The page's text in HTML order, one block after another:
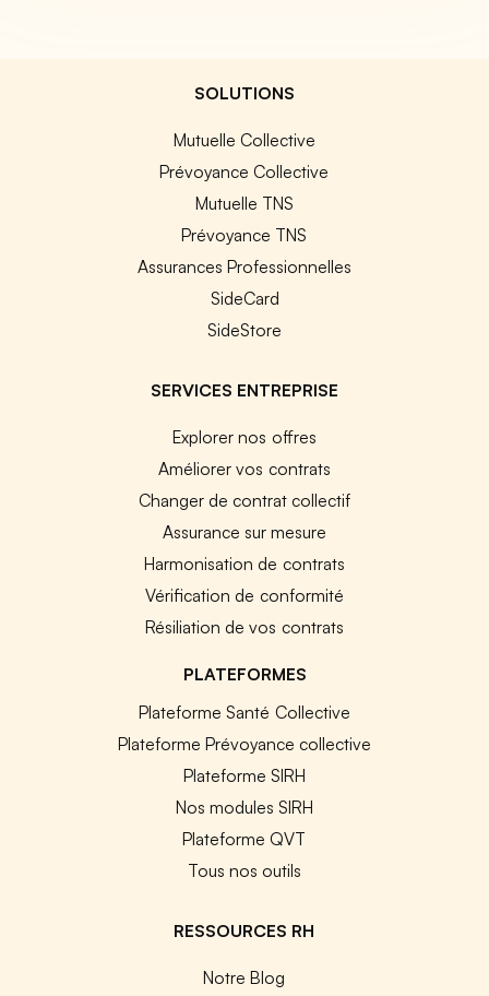
SOLUTIONS
Mutuelle Collective
Prévoyance Collective
Mutuelle TNS
Prévoyance TNS
Assurances Professionnelles
SideCard
SideStore
SERVICES ENTREPRISE
Explorer nos offres
Améliorer vos contrats
Changer de contrat collectif
Assurance sur mesure
Harmonisation de contrats
Vérification de conformité
Résiliation de vos contrats
PLATEFORMES
Plateforme Santé Collective
Plateforme Prévoyance collective
Plateforme SIRH
Nos modules SIRH
Plateforme QVT
Tous nos outils
RESSOURCES RH
Notre Blog